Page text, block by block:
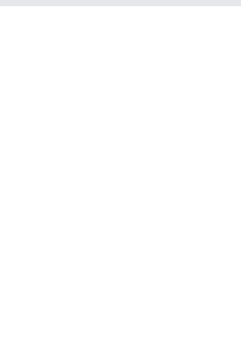
ikuch.runycr.org.runpa21.ru